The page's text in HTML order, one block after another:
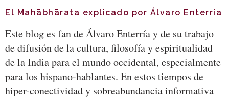
El Mahābhārata explicado por Álvaro Enterría
Este blog es fan de Álvaro Enterría y de su trabajo
de difusión de la cultura, filosofía y espiritualidad
de la India para el mundo occidental, especialmente
para los hispano-hablantes. En estos tiempos de
hiper-conectividad y sobreabundancia informativa